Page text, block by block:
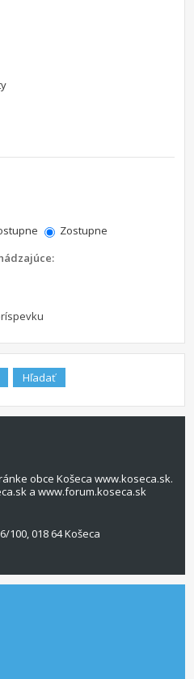
Zostupne
obce Košeca www.koseca.sk.
a www.forum.koseca.sk
100, 018 64 Košeca